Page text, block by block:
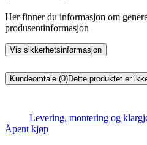
Her finner du informasjon om
produsentinformasjon
Vis sikkerhetsinformasjon
Kundeomtale (0)Dette produktet er
Levering, montering og
Åpent kjøp